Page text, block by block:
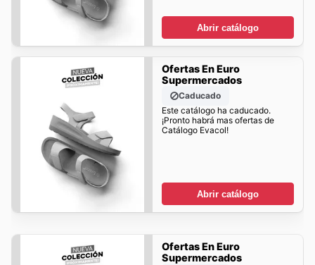
Abrir catálogo
Ofertas En Euro
Supermercados
Caducado
Este catálogo ha caducado.
¡Pronto habrá mas ofertas de
Catálogo Evacol!
Abrir catálogo
Ofertas En Euro
Supermercados